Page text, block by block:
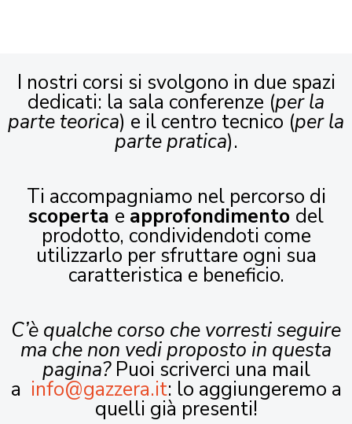
I nostri corsi si svolgono in due spazi
dedicati: la sala conferenze (per la
parte teorica) e il centro tecnico (per la
parte pratica).
Ti accompagniamo nel percorso di
scoperta e approfondimento del
prodotto, condividendoti come
utilizzarlo per sfruttare ogni sua
caratteristica e beneficio.
C’è qualche corso che vorresti seguire
ma che non vedi proposto in questa
pagina?Puoi scriverci una mail
a info@gazzera.it: lo aggiungeremo a
quelli già presenti!